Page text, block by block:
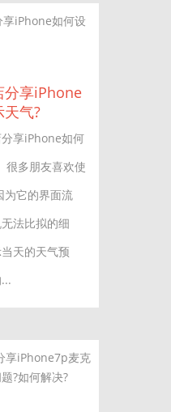
分享iPhone
气?
享iPhone如何
多朋友喜欢使
为它的界面流
法比拟的细
天的天气预